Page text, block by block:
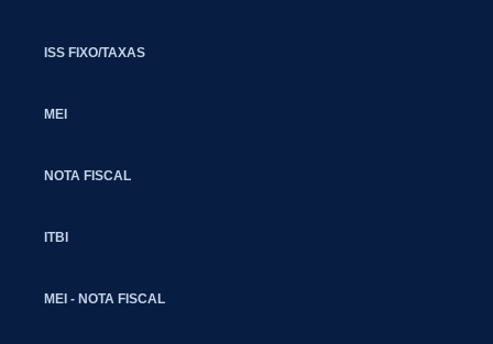
ISS FIXO/TAXAS
MEI
NOTA FISCAL
ITBI
MEI - NOTA FISCAL